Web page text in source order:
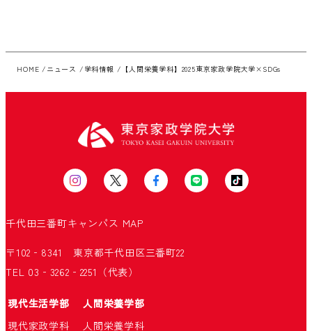
HOME ニュース 学科情報 【人間栄養学科】2025東京家政学院大学×SDGs
千代田三番町キャンパス MAP
〒102‐8341 東京都千代田区三番町22
TEL 03‐3262‐2251（代表）
現代生活学部
人間栄養学部
現代家政学科
人間栄養学科